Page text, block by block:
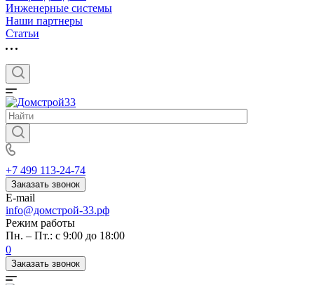
Инженерные системы
Наши партнеры
Статьи
+7 499 113-24-74
Заказать звонок
E-mail
info@домстрой-33.рф
Режим работы
Пн. – Пт.: с 9:00 до 18:00
0
Заказать звонок